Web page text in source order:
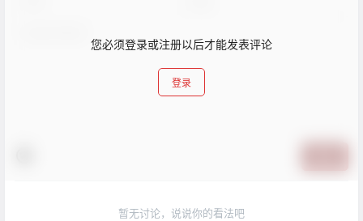
您必须登录或注册以后才能发表评论
登录
暂无讨论，说说你的看法吧